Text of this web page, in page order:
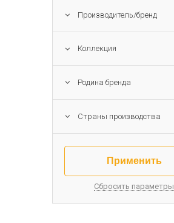
Производитель/бренд
Коллекция
Родина бренда
Страны производства
Сбросить параметры